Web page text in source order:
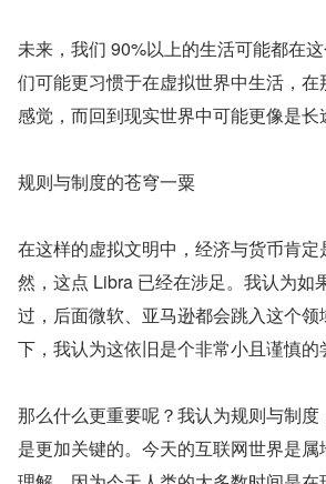
未来，我们 90%以上的生活可能都在
们可能更习惯于在虚拟世界中生活，
感觉，而回到现实世界中可能更像是长
规则与制度的苍穹一粟
在这样的虚拟文明中，经济与货币肯定
然，这点 Libra 已经在涉足。我认为如
过，后面微软、亚马逊都会跳入这个
下，我认为这依旧是个非常小且谨慎的
那么什么更重要呢？我认为规则与制度
是更加关键的。今天的互联网世界是